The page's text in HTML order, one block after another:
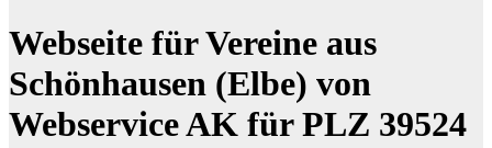
Webseite für Vereine aus
Schönhausen (Elbe) von
Webservice AK für PLZ 39524